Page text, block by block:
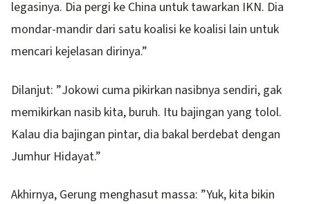
legasinya. Dia pergi ke China untuk tawarkan IKN. Dia
mondar-mandir dari satu koalisi ke koalisi lain untuk
mencari kejelasan dirinya.”
Dilanjut: ”Jokowi cuma pikirkan nasibnya sendiri, gak
memikirkan nasib kita, buruh. Itu bajingan yang tolol.
Kalau dia bajingan pintar, dia bakal berdebat dengan
Jumhur Hidayat.”
Akhirnya, Gerung menghasut massa: ”Yuk, kita bikin